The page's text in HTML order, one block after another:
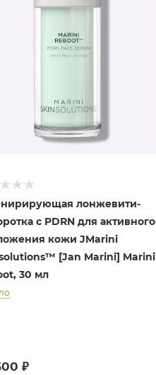
лонжевити-
с PDRN для активного
кожи JMarini
[Jan Marini] Marini
30 мл
₽